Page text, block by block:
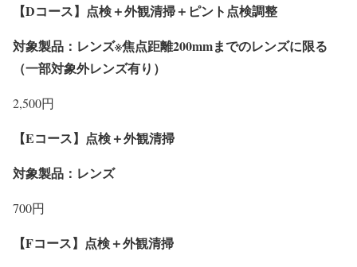
【Dコース】点検＋外観清掃＋ピント点検調整
対象製品：レンズ※焦点距離200mmまでのレンズに限る
（一部対象外レンズ有り）
2,500円
【Eコース】点検＋外観清掃
対象製品：レンズ
700円
【Fコース】点検＋外観清掃